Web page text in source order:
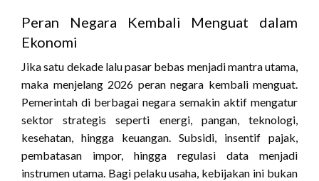
Peran Negara Kembali Menguat dalam
Ekonomi
Jika satu dekade lalu pasar bebas menjadi mantra utama,
maka menjelang 2026 peran negara kembali menguat.
Pemerintah di berbagai negara semakin aktif mengatur
sektor strategis seperti energi, pangan, teknologi,
kesehatan, hingga keuangan. Subsidi, insentif pajak,
pembatasan impor, hingga regulasi data menjadi
instrumen utama. Bagi pelaku usaha, kebijakan ini bukan